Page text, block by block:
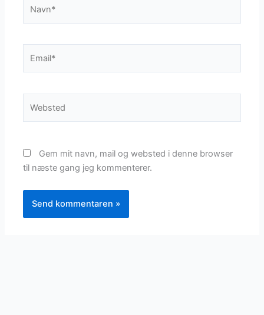
Gem mit navn, mail og websted i denne browser
til næste gang jeg kommenterer.